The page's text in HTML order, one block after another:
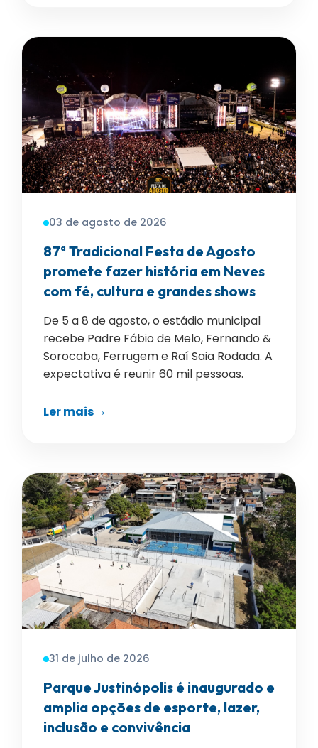
03 de agosto de 2026
87ª Tradicional Festa de Agosto
promete fazer história em Neves
com fé, cultura e grandes shows
De 5 a 8 de agosto, o estádio municipal
recebe Padre Fábio de Melo, Fernando &
Sorocaba, Ferrugem e Raí Saia Rodada. A
expectativa é reunir 60 mil pessoas.
Ler mais
31 de julho de 2026
Parque Justinópolis é inaugurado e
amplia opções de esporte, lazer,
inclusão e convivência